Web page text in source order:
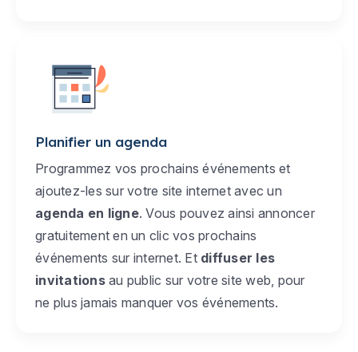
Planifier un agenda
Programmez vos prochains événements et
ajoutez-les sur votre site internet avec un
agenda en ligne. Vous pouvez ainsi annoncer
gratuitement en un clic vos prochains
événements sur internet. Et diffuser les
invitationsau public sur votre site web, pour
ne plus jamais manquer vos événements.